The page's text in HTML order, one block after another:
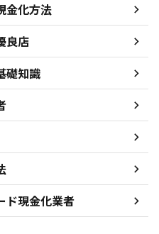
金化方法
良店
礎知識
ド現金化業者